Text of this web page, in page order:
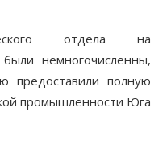
отдела на
были немногочисленны,
предоставили полную
промышленности Юга